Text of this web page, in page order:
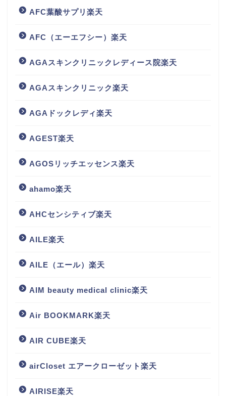
AFC葉酸サプリ楽天
AFC（エーエフシー）楽天
AGAスキンクリニックレディース院楽天
AGAスキンクリニック楽天
AGAドックレディ楽天
AGEST楽天
AGOSリッチエッセンス楽天
ahamo楽天
AHCセンシティブ楽天
AILE楽天
AILE（エール）楽天
AIM beauty medical clinic楽天
Air BOOKMARK楽天
AIR CUBE楽天
airCloset エアークローゼット楽天
AIRISE楽天